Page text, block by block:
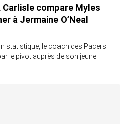
Carlisle compare Myles
à Jermaine O’Neal
statistique, le coach des Pacers
le pivot auprès de son jeune